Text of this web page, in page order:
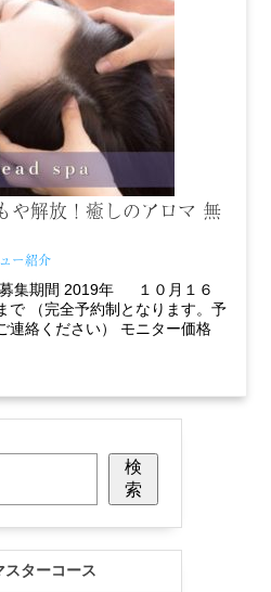
や解放！癒しのアロマ 無
ー紹介
募集期間 2019年 １０月１６
（完全予約制となります。予
連絡ください） モニター価格
検
索
スターコース